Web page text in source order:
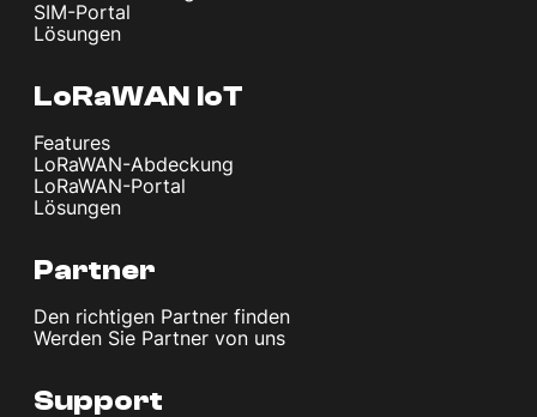
SIM-Portal
Lösungen
LoRaWAN IoT
Features
LoRaWAN-Abdeckung
LoRaWAN-Portal
Lösungen
Partner
Den richtigen Partner finden
Werden Sie Partner von uns
Support